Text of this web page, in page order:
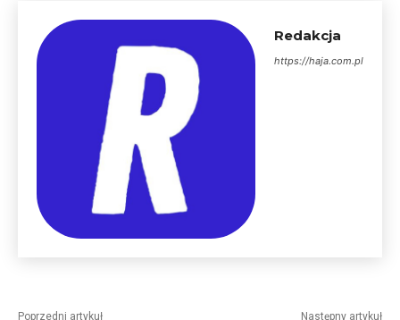
Redakcja
https://haja.com.pl
Poprzedni artykuł Następny artykuł